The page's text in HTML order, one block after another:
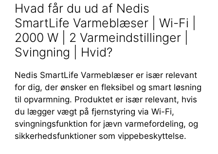
Hvad får du ud af Nedis
SmartLife Varmeblæser | Wi-Fi |
2000 W | 2 Varmeindstillinger |
Svingning | Hvid?
Nedis SmartLife Varmeblæser er især relevant
for dig, der ønsker en fleksibel og smart løsning
til opvarmning. Produktet er især relevant, hvis
du lægger vægt på fjernstyring via Wi-Fi,
svingningsfunktion for jævn varmefordeling, og
sikkerhedsfunktioner som vippebeskyttelse.